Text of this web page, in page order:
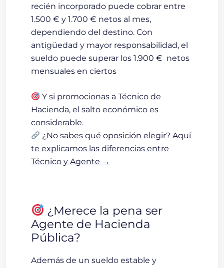
recién incorporado puede cobrar entre
1.500 € y 1.700 € netos al mes,
dependiendo del destino. Con
antigüedad y mayor responsabilidad, el
sueldo puede superar los 1.900 € netos
mensuales en ciertos
Y si promocionas a Técnico de
Hacienda, el salto económico es
considerable.
¿No sabes qué oposición elegir? Aquí
te explicamos las diferencias entre
Técnico y Agente →
¿Merece la pena ser
Agente de Hacienda
Pública?
Además de un sueldo estable y